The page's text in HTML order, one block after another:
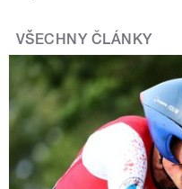
VŠECHNY ČLÁNKY